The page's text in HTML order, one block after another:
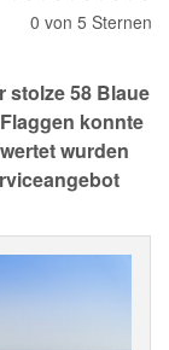
0 von 5 Sternen
stolze 58 Blaue
konnte
wurden